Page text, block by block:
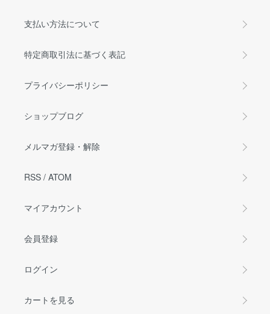
支払い方法について
特定商取引法に基づく表記
プライバシーポリシー
ショップブログ
メルマガ登録・解除
RSS / ATOM
マイアカウント
会員登録
ログイン
カートを見る